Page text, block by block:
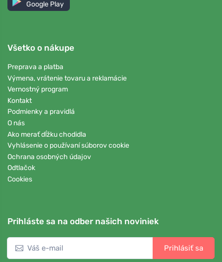
Google Play
Všetko o nákupe
Preprava a platba
Výmena, vrátenie tovaru a reklamácie
Vernostný program
Kontakt
Podmienky a pravidlá
O nás
Ako merať dĺžku chodidla
Vyhlásenie o používaní súborov cookie
Ochrana osobných údajov
Odtlačok
Cookies
Prihláste sa na odber našich noviniek
Prihlásiť sa